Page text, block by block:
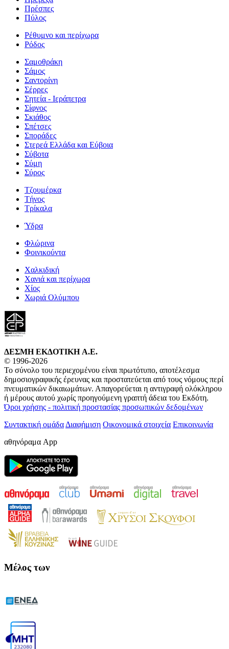
Πρέσπες
Πύλος
Ρέθυμνο και περίχωρα
Ρόδος
Σαμοθράκη
Σάμος
Σαντορίνη
Σέρρες
Σητεία - Ιεράπετρα
Σίφνος
Σκιάθος
Σπέτσες
Σποράδες
Στερεά Ελλάδα και Εύβοια
Σύβοτα
Σύμη
Σύρος
Τζουμέρκα
Τήνος
Τρίκαλα
Ύδρα
Φλώρινα
Φοινικούντα
Χαλκιδική
Χανιά και περίχωρα
Χίος
Χωριά Ολύμπου
ΔΕΣΜΗ ΕΚΔΟΤΙΚΗ A.E.
© 1996-2026
Το σύνολο του περιεχομένου είναι πρωτότυπο, αποτέλεσμα
δημοσιογραφικής έρευνας και προστατεύεται από τους νόμους περί
πνευματικών δικαιωμάτων. Απαγορεύεται η αντιγραφή ολόκληρου
ή μέρους αυτού χωρίς προηγούμενη γραπτή άδεια του Εκδότη.
Όροι χρήσης - πολιτική προστασίας προσωπικών δεδομένων
Συντακτική ομάδα Διαφήμιση Οικονομικά στοιχεία Επικοινωνία
αθηνόραμα App
Μέλος των